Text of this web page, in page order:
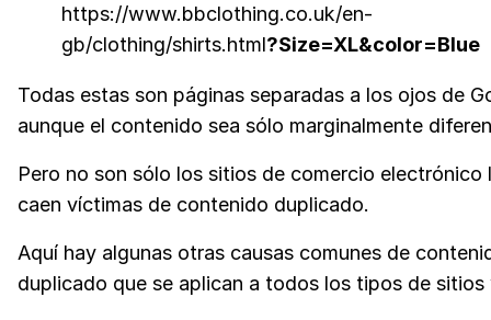
https://www.bbclothing.co.uk/en-
gb/clothing/shirts.html?Size=XL&color=Blue
Todas estas son páginas separadas a los ojos de
aunque el contenido sea sólo marginalmente
Pero no son sólo los sitios de comercio electrónico
caen víctimas de contenido duplicado.
Aquí hay algunas otras causas comunes de
duplicado que se aplican a todos los tipos de sitios